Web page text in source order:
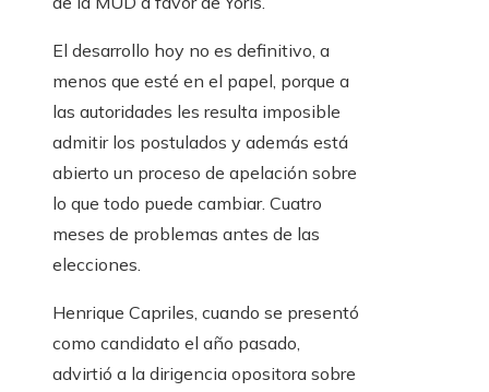
El desarrollo hoy no es definitivo, a
menos que esté en el papel, porque a
las autoridades les resulta imposible
admitir los postulados y además está
abierto un proceso de apelación sobre
lo que todo puede cambiar. Cuatro
meses de problemas antes de las
elecciones.
Henrique Capriles, cuando se presentó
como candidato el año pasado,
advirtió a la dirigencia opositora sobre